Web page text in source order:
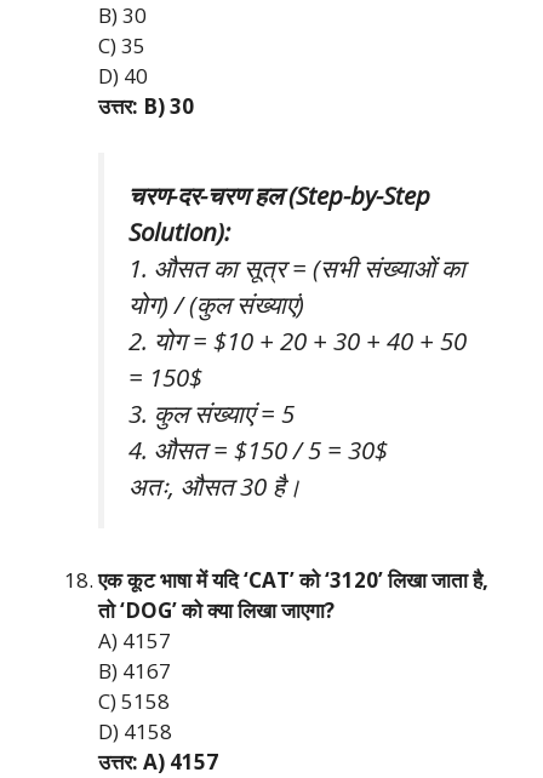
B) 30
C) 35
D) 40
उत्तर: B) 30
चरण-दर-चरण हल (Step-by-Step
Solution):
1. औसत का सूत्र = (सभी संख्याओं का
योग) / (कुल संख्याएं)
2. योग = $10 + 20 + 30 + 40 + 50
= 150$
3. कुल संख्याएं = 5
4. औसत = $150 / 5 = 30$
अतः, औसत 30 है।
एक कूट भाषा में यदि ‘CAT’ को ‘3120’ लिखा जाता है,
तो ‘DOG’ को क्या लिखा जाएगा?
A) 4157
B) 4167
C) 5158
D) 4158
उत्तर: A) 4157